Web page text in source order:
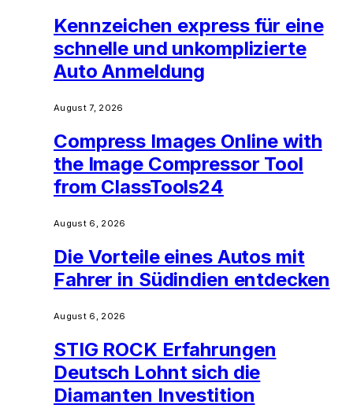
Kennzeichen express für eine
schnelle und unkomplizierte
Auto Anmeldung
August 7, 2026
Compress Images Online with
the Image Compressor Tool
from ClassTools24
August 6, 2026
Die Vorteile eines Autos mit
Fahrer in Südindien entdecken
August 6, 2026
STIG ROCK Erfahrungen
Deutsch Lohnt sich die
Diamanten Investition